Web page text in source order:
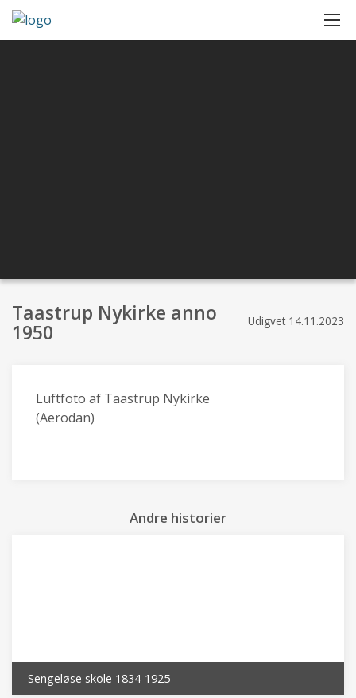
Udigvet 14.11.2023
Taastrup Nykirke anno
1950
Luftfoto af Taastrup Nykirke
(Aerodan)
Andre historier
Sengeløse skole 1834-1925